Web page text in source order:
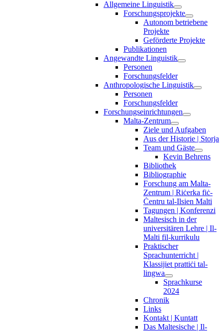
Allgemeine Linguistik
Forschungsprojekte
Autonom betriebene
Projekte
Geförderte Projekte
Publikationen
Angewandte Linguistik
Personen
Forschungsfelder
Anthropologische Linguistik
Personen
Forschungsfelder
Forschungseinrichtungen
Malta-Zentrum
Ziele und Aufgaben
Aus der Historie | Storja
Team und Gäste
Kevin Behrens
Bibliothek
Bibliographie
Forschung am Malta-
Zentrum | Riċerka fiċ-
Ċentru tal-Ilsien Malti
Tagungen | Konferenzi
Maltesisch in der
universitären Lehre | Il-
Malti fil-kurrikulu
Praktischer
Sprachunterricht |
Klassijiet prattiċi tal-
lingwa
Sprachkurse
2024
Chronik
Links
Kontakt | Kuntatt
Das Maltesische | Il-